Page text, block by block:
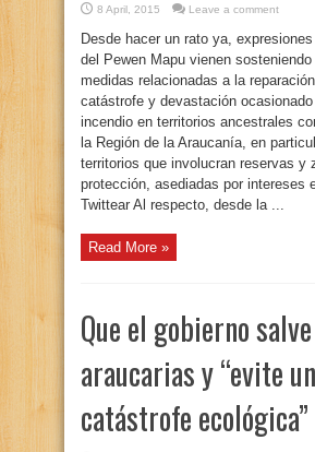
8 April, 2015 Leave a comment
Desde hacer un rato ya,
del Pewen Mapu vienen sosteniendo
medidas relacionadas a la
catástrofe y devastación
incendio en territorios ancestrales
la Región de la Araucanía, en
territorios que involucran reservas y
protección, asediadas por intereses
Twittear Al respecto, desde la ...
Read More »
Que el gobierno
araucarias y “evite
catástrofe ecológica”